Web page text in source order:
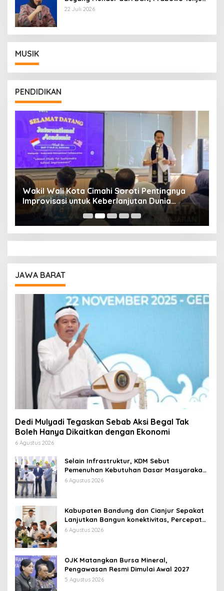
Wamentan Sudaryono
22 Juli 2026
MUSIK
PENDIDIKAN
Wakil Wali Kota Cimahi Soroti Pentingnya
Improvisasi untuk Keberlanjutan Dunia
Pendidikan
JAWA BARAT
Dedi Mulyadi Tegaskan Sebab Aksi Begal Tak
Boleh Hanya Dikaitkan dengan Ekonomi
6 Agustus 2026
Selain Infrastruktur, KDM Sebut
Pemenuhan Kebutuhan Dasar Masyarakat
Jadi Fokus APBD Jabar 2027
6 Agustus 2026
Kabupaten Bandung dan Cianjur Sepakat
Lanjutkan Bangun konektivitas, Percepat
Pertumbuhan Ekonomi Daerah
6 Agustus 2026
OJK Matangkan Bursa Mineral,
Pengawasan Resmi Dimulai Awal 2027
5 Agustus 2026